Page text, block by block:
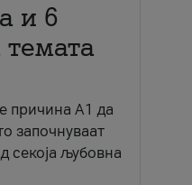
и 6
темата
причина А1 да
започнуваат
секоја љубовна